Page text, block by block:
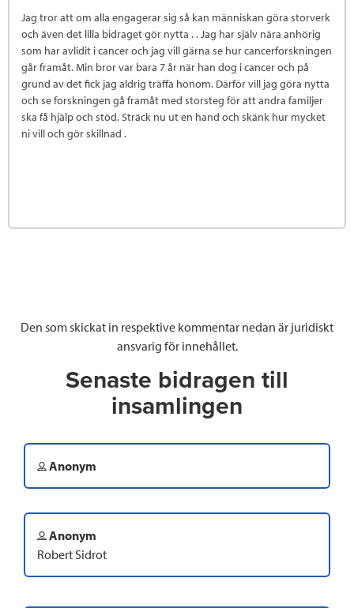
Jag tror att om alla engagerar sig så kan människan göra storverk
och även det lilla bidraget gör nytta . . Jag har själv nära anhörig
som har avlidit i cancer och jag vill gärna se hur cancerforskningen
går framåt. Min bror var bara 7 år när han dog i cancer och på
grund av det fick jag aldrig träffa honom. Därför vill jag göra nytta
och se forskningen gå framåt med storsteg för att andra familjer
ska få hjälp och stöd. Sträck nu ut en hand och skänk hur mycket
ni vill och gör skillnad .
Den som skickat in respektive kommentar nedan är juridiskt
ansvarig för innehållet.
Senaste bidragen till
insamlingen
Anonym
Anonym
Robert Sidrot